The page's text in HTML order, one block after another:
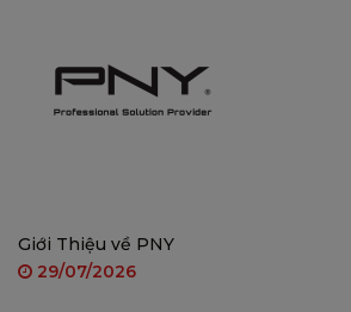
Giới Thiệu về PNY
29/07/2026